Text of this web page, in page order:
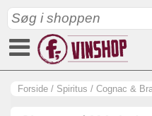
Forside / Spiritus / Cognac &